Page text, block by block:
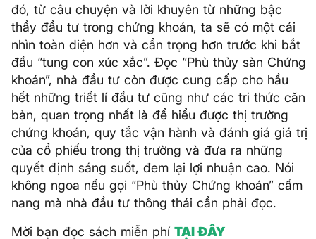
đó, từ câu chuyện và lời khuyên từ những bậc
thầy đầu tư trong chứng khoán, ta sẽ có một cái
nhìn toàn diện hơn và cẩn trọng hơn trước khi bắt
đầu “tung con xúc xắc”. Đọc “Phù thủy sàn Chứng
khoán”, nhà đầu tư còn được cung cấp cho hầu
hết những triết lí đầu tư cũng như các tri thức căn
bản, quan trọng nhất là để hiểu được thị trường
chứng khoán, quy tắc vận hành và đánh giá giá trị
của cổ phiếu trong thị trường và đưa ra những
quyết định sáng suốt, đem lại lợi nhuận cao. Nói
không ngoa nếu gọi “Phù thủy Chứng khoán” cẩm
nang mà nhà đầu tư thông thái cần phải đọc.
Mời bạn đọc sách miễn phí TẠI ĐÂY